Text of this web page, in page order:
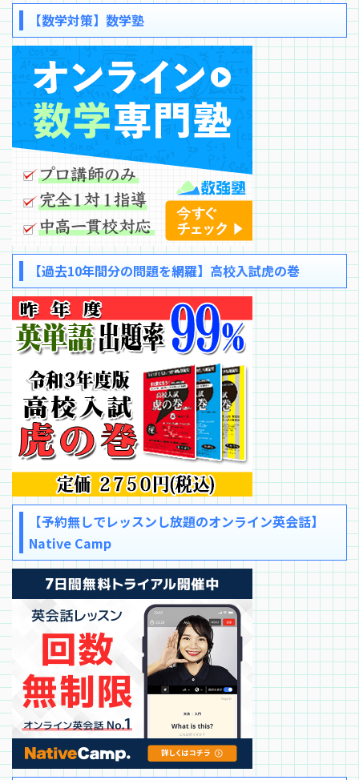
【数学対策】数学塾
【過去10年間分の問題を網羅】高校入試虎の巻
【予約無しでレッスンし放題のオンライン英会話】
Native Camp